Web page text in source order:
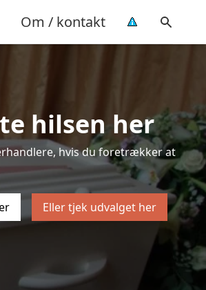
Om / kontakt
hilsen her
hvis du foretrækker at
Eller tjek udvalget her